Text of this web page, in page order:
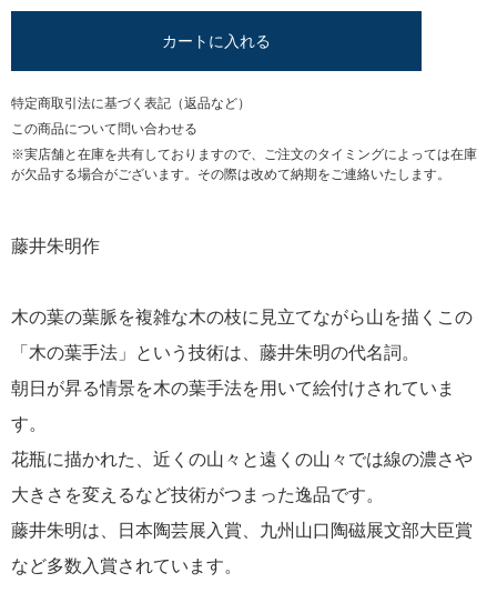
カートに入れる
特定商取引法に基づく表記（返品など）
この商品について問い合わせる
※実店舗と在庫を共有しておりますので、ご注文のタイミングによっては在庫
が欠品する場合がございます。その際は改めて納期をご連絡いたします。
藤井朱明作
木の葉の葉脈を複雑な木の枝に見立てながら山を描くこの
「木の葉手法」という技術は、藤井朱明の代名詞。
朝日が昇る情景を木の葉手法を用いて絵付けされていま
す。
花瓶に描かれた、近くの山々と遠くの山々では線の濃さや
大きさを変えるなど技術がつまった逸品です。
藤井朱明は、日本陶芸展入賞、九州山口陶磁展文部大臣賞
など多数入賞されています。